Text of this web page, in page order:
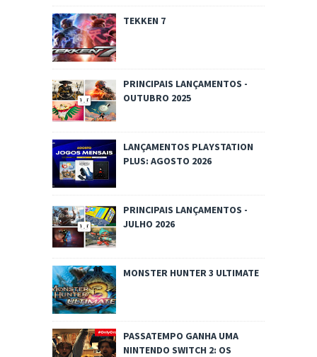
TEKKEN 7
PRINCIPAIS LANÇAMENTOS -
OUTUBRO 2025
LANÇAMENTOS PLAYSTATION
PLUS: AGOSTO 2026
PRINCIPAIS LANÇAMENTOS -
JULHO 2026
MONSTER HUNTER 3 ULTIMATE
PASSATEMPO GANHA UMA
NINTENDO SWITCH 2: OS